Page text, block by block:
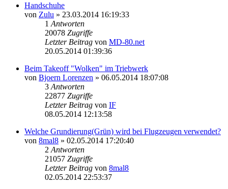
Handschuhe
von Zulu » 23.03.2014 16:19:33
1 Antworten
20078 Zugriffe
Letzter Beitrag von MD-80.net
20.05.2014 01:39:36
Beim Takeoff "Wolken" im Triebwerk
von Bjoern Lorenzen » 06.05.2014 18:07:08
3 Antworten
22877 Zugriffe
Letzter Beitrag von IF
08.05.2014 12:13:58
Welche Grundierung(Grün) wird bei Flugzeugen verwendet?
von 8mal8 » 02.05.2014 17:20:40
2 Antworten
21057 Zugriffe
Letzter Beitrag von 8mal8
02.05.2014 22:53:37